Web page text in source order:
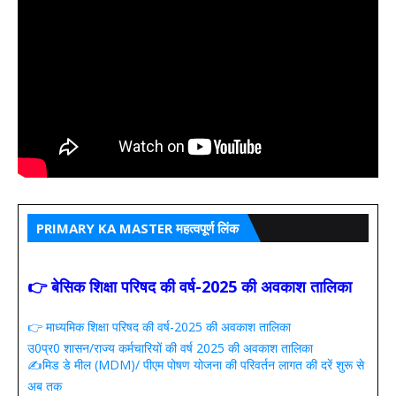
PRIMARY KA MASTER महत्वपूर्ण लिंक
👉 बेसिक शिक्षा परिषद की वर्ष-2025 की अवकाश तालिका
👉 माध्यमिक शिक्षा परिषद की वर्ष-2025 की अवकाश तालिका
उ0प्र0 शासन/राज्य कर्मचारियों की वर्ष 2025 की अवकाश तालिका
✍️मिड डे मील (MDM)/ पीएम पोषण योजना की परिवर्तन लागत की दरें शुरू से
अब तक